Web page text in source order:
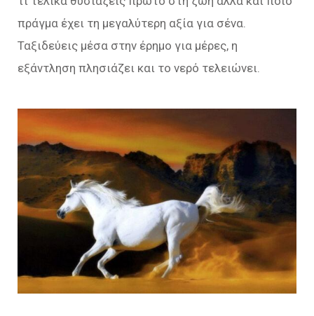
πράγμα έχει τη μεγαλύτερη αξία για σένα.
Ταξιδεύεις μέσα στην έρημο για μέρες, η
εξάντληση πλησιάζει και το νερό τελειώνει.